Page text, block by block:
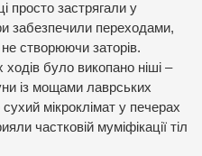
просто застрягали у
забезпечили переходами,
створюючи заторів.
було викопано ніші –
із мощами лаврських
мікроклімат у печерах
частковій муміфікації тіл